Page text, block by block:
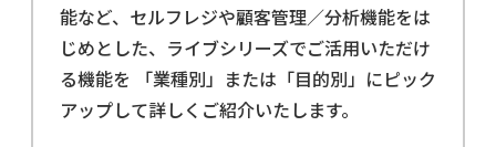
能など、セルフレジや顧客管理／分析機能をは
じめとした、ライブシリーズでご活用いただけ
る機能を 「業種別」または「目的別」にピック
アップして詳しくご紹介いたします。